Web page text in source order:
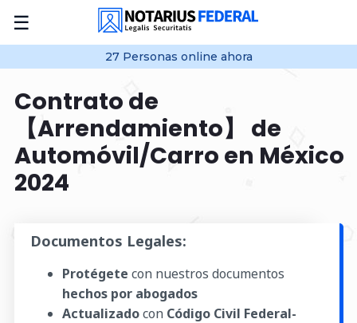
☰
27Personas online ahora
Contrato de
【Arrendamiento】 de
Automóvil/Carro en México
2024
Documentos Legales:
Protégete con nuestros documentos
hechos por abogados
Actualizadocon Código Civil Federal-